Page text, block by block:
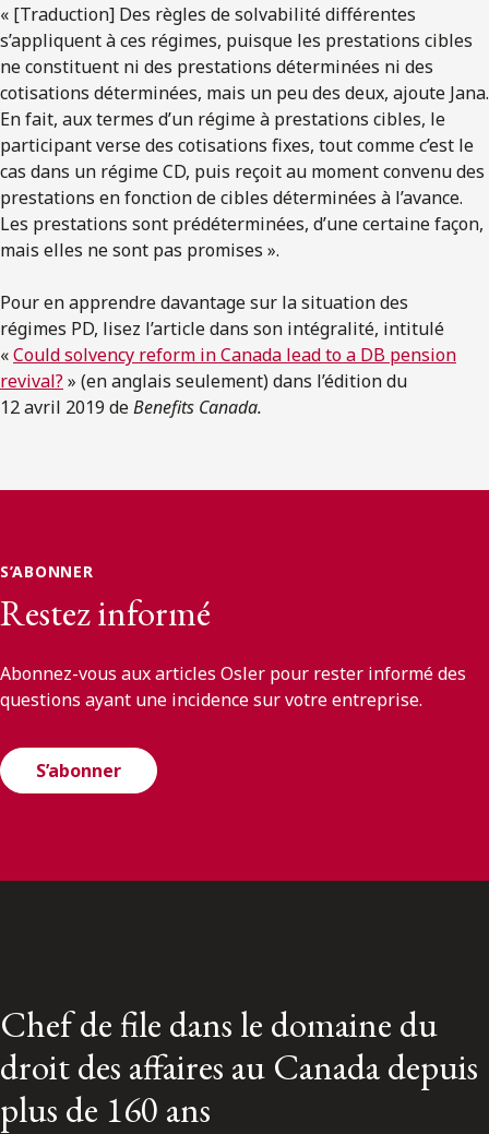
« [Traduction] Des règles de solvabilité différentes
s’appliquent à ces régimes, puisque les prestations cibles
ne constituent ni des prestations déterminées ni des
cotisations déterminées, mais un peu des deux, ajoute Jana.
En fait, aux termes d’un régime à prestations cibles, le
participant verse des cotisations fixes, tout comme c’est le
cas dans un régime CD, puis reçoit au moment convenu des
prestations en fonction de cibles déterminées à l’avance.
Les prestations sont prédéterminées, d’une certaine façon,
mais elles ne sont pas promises ».
Pour en apprendre davantage sur la situation des
régimes PD, lisez l’article dans son intégralité, intitulé
«Could solvency reform in Canada lead to a DB pension
revival? » (en anglais seulement) dans l’édition du
12 avril 2019 deBenefits Canada.
S’ABONNER
Restez informé
Abonnez-vous aux articles Osler pour rester informé des
questions ayant une incidence sur votre entreprise.
S’abonner
Chef de file dans le domaine du
droit des affaires au Canada depuis
plus de 160 ans